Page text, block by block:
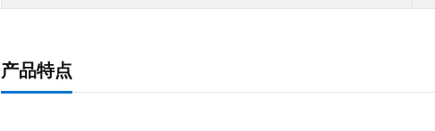
产品特点